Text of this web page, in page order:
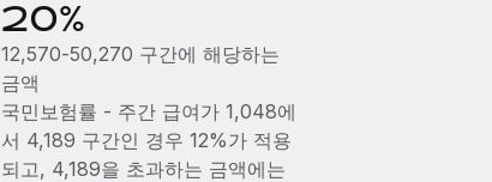
20%
12,570-50,270 구간에 해당하는
금액
국민보험률 - 주간 급여가 1,048에
서 4,189 구간인 경우 12%가 적용
되고, 4,189을 초과하는 금액에는